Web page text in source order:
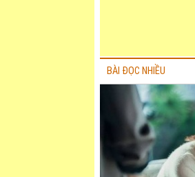
BÀI ĐỌC NHIỀU